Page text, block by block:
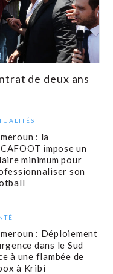
de deux ans
: la
impose un
minimum pour
son
: Déploiement
dans le Sud
à une flambée de
à Kribi